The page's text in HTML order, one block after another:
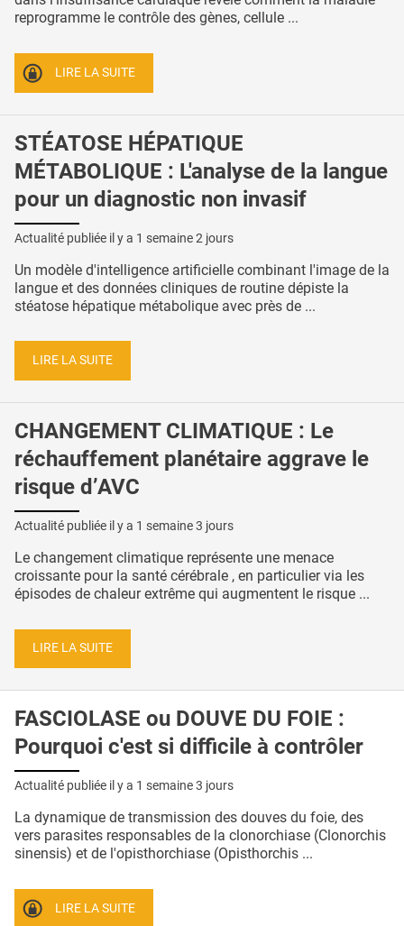
reprogramme le contrôle des gènes, cellule ...
LIRE LA SUITE
STÉATOSE HÉPATIQUE
MÉTABOLIQUE : L'analyse de la langue
pour un diagnostic non invasif
Actualité publiée il y a 1 semaine 2 jours
Un modèle d'intelligence artificielle combinant l'image de la
langue et des données cliniques de routine dépiste la
stéatose hépatique métabolique avec près de ...
LIRE LA SUITE
CHANGEMENT CLIMATIQUE : Le
réchauffement planétaire aggrave le
risque d’AVC
Actualité publiée il y a 1 semaine 3 jours
Le changement climatique représente une menace
croissante pour la santé cérébrale , en particulier via les
épisodes de chaleur extrême qui augmentent le risque ...
LIRE LA SUITE
FASCIOLASE ou DOUVE DU FOIE :
Pourquoi c'est si difficile à contrôler
Actualité publiée il y a 1 semaine 3 jours
La dynamique de transmission des douves du foie, des
vers parasites responsables de la clonorchiase (Clonorchis
sinensis) et de l'opisthorchiase (Opisthorchis ...
LIRE LA SUITE